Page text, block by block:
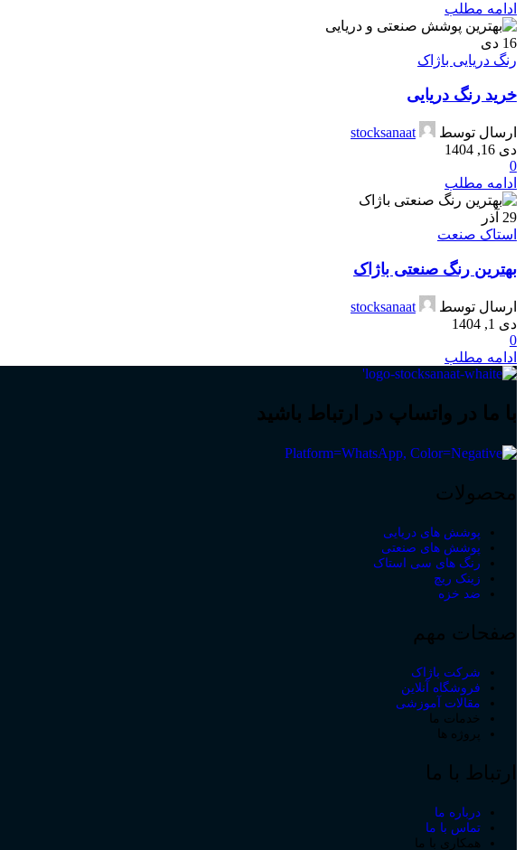
ادامه مطلب
16 دی
رنگ دریایی باژاک
خرید رنگ دریایی
ارسال توسط
stocksanaat
دی 16, 1404
0
ادامه مطلب
29 آذر
استاک صنعت
بهترین رنگ صنعتی باژاک
ارسال توسط
stocksanaat
دی 1, 1404
0
ادامه مطلب
با ما در واتساپ در ارتباط باشید
محصولات
پوشش های دریایی
پوشش های صنعتی
رنگ های سی استاک
زینک ریچ
ضد خزه
صفحات مهم
شرکت باژاک
فروشگاه آنلاین
مقالات آموزشی
خدمات ما
پروژه ها
ارتباط با ما
درباره ما
تماس با ما
همکاری با ما